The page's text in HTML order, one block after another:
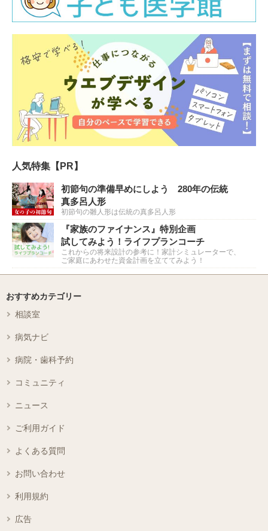
人気特集【PR】
初節句の準備早めにしよう 280年の伝統
真多呂人形
初節句の雛人形は伝統の真多呂人形
『家族のファイナンス』特別企画
試してみよう！ライフプランコーチ
これからの将来設計の参考に！家計シミュレーターで、
ご家庭にあわせた資金計画を立ててみよう！
おすすめカテゴリー
相談室
病気ナビ
病院・歯科予約
コミュニティ
ニュース
ご利用ガイド
よくある質問
お問い合わせ
利用規約
広告